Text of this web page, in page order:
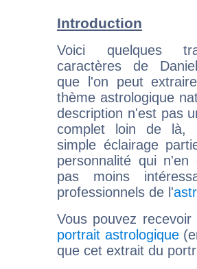
Introduction
Voici quelques
caractères de
que l'on peut
thème astrologique
description n'est pas
complet loin de là,
simple éclairage
personnalité qui n'en
pas moins
professionnels de l'
Vous pouvez
portrait astrologique
que cet extrait du